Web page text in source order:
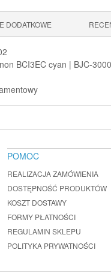
DODATKOWE
BCI3EC cyan | BJC-
POMOC
REALIZACJA ZAMÓWIENIA
DOSTĘPNOŚĆ PRODUKTÓW
KOSZT DOSTAWY
FORMY PŁATNOŚCI
REGULAMIN SKLEPU
POLITYKA PRYWATNOŚCI